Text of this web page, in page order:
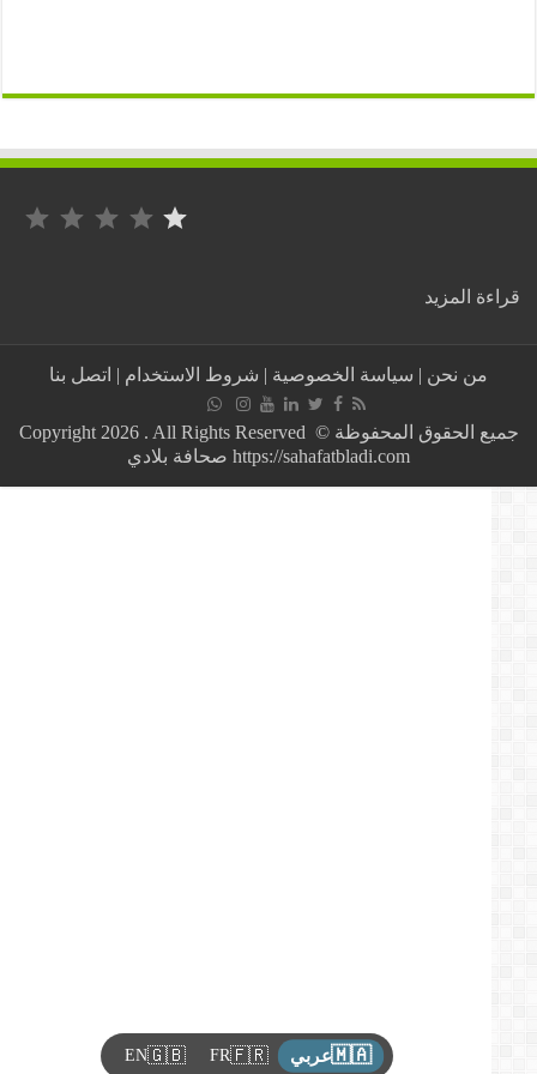
المزيد :
يالجيش
..
من نحن| سياسة الخصوصية|شروط الاستخدام|اتصل بنا
جميع الحقوق المحفوظة © Copyright 2026 . All Rights Reserved
https://sahafatbladi.com صحافة بلادي
🇲🇦 عربي 🇫🇷
FR
🇬🇧
EN